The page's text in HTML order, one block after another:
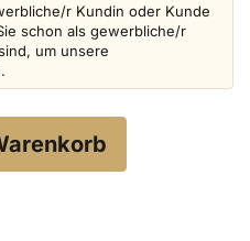
& Zubehör anzeigen
r Kundin oder Kunde
schon als gewerbliche/r
um unsere